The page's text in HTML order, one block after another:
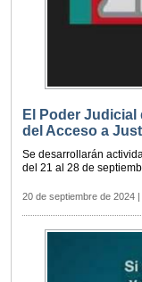
El Poder Judicial
del Acceso a
Se desarrollarán
del 21 al 28 de
20 de septiembre de 2024 |